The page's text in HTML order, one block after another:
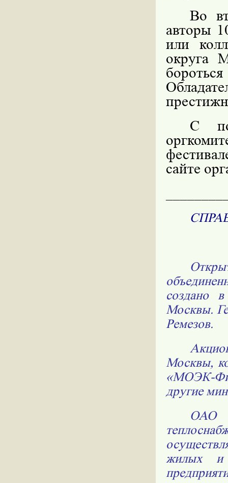
Во
авторы
или
округа
С
сайте
создано
Москвы.
Ремезов.
Москвы,
«МОЭК-
другие
ОАО
жилых и